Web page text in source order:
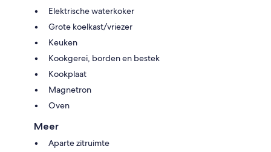
Elektrische waterkoker
Grote koelkast/vriezer
Keuken
Kookgerei, borden en bestek
Kookplaat
Magnetron
Oven
Meer
Aparte zitruimte